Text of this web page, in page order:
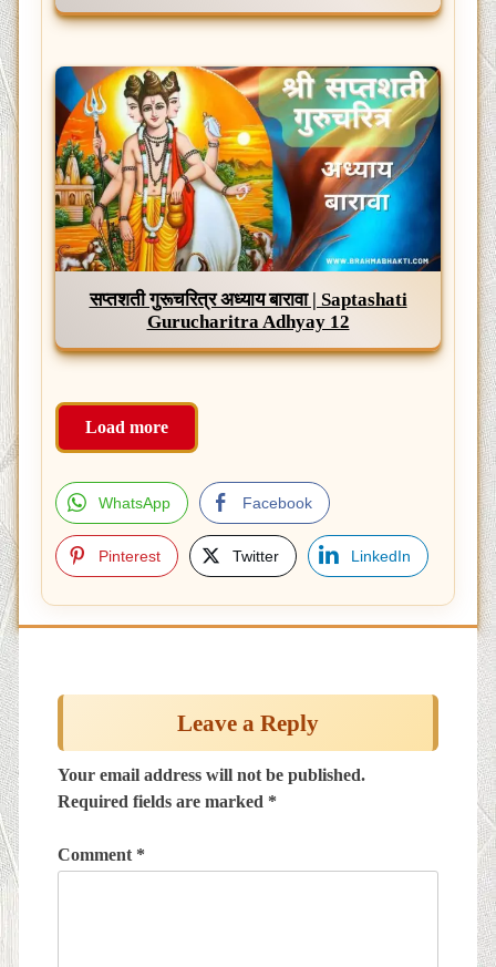
सप्तशती गुरूचरित्र अध्याय बारावा | Saptashati
Gurucharitra Adhyay 12
Load more
WhatsApp Facebook
Pinterest Twitter LinkedIn
Leave a Reply
Your email address will not be published.
Required fields are marked *
Comment *